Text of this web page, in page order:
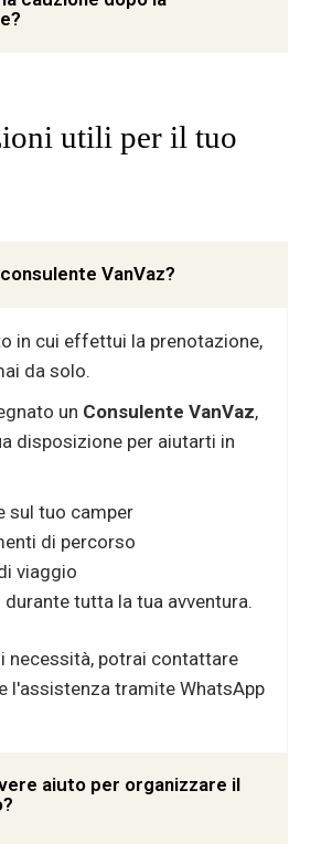
utili per il tuo
VanVaz?
in cui effettui la prenotazione,
da solo.
un Consulente VanVaz,
disposizione per aiutarti in
sul tuo camper
di percorso
viaggio
durante tutta la tua avventura.
necessità, potrai contattare
l'assistenza tramite WhatsApp
aiuto per organizzare il